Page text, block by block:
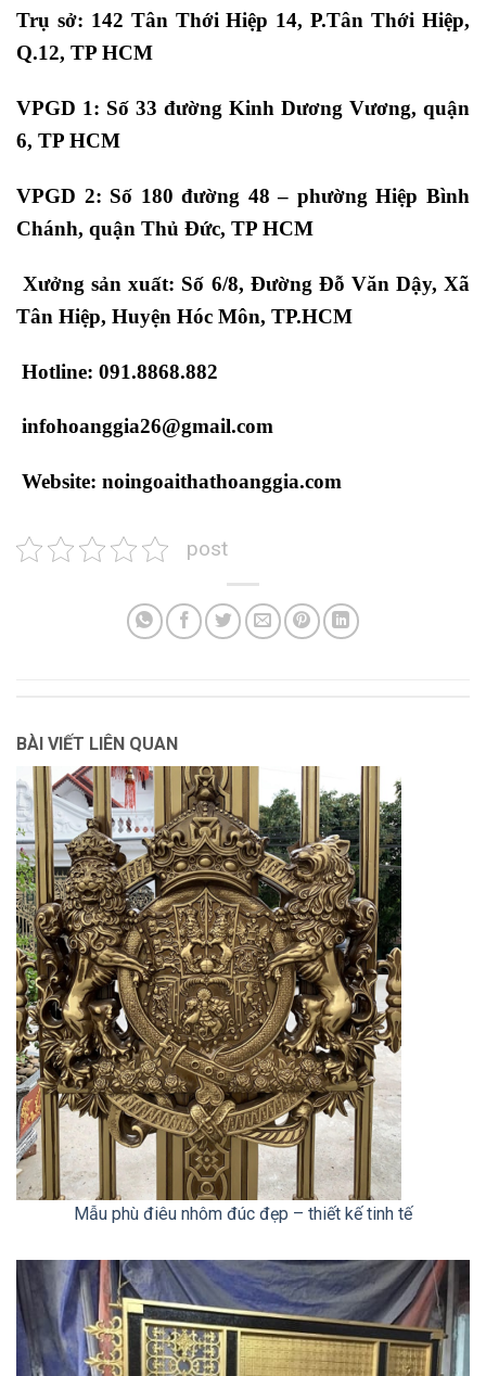
Trụ sở: 142 Tân Thới Hiệp 14, P.Tân Thới Hiệp,
Q.12, TP HCM
VPGD 1: Số 33 đường Kinh Dương Vương, quận
6, TP HCM
VPGD 2: Số 180 đường 48 – phường Hiệp Bình
Chánh, quận Thủ Đức, TP HCM
Xưởng sản xuất: Số 6/8, Đường Đỗ Văn Dậy, Xã
Tân Hiệp, Huyện Hóc Môn, TP.HCM
Hotline: 091.8868.882
infohoanggia26@gmail.com
Website: noingoaithathoanggia.com
post
BÀI VIẾT LIÊN QUAN
Mẫu phù điêu nhôm đúc đẹp – thiết kế tinh tế